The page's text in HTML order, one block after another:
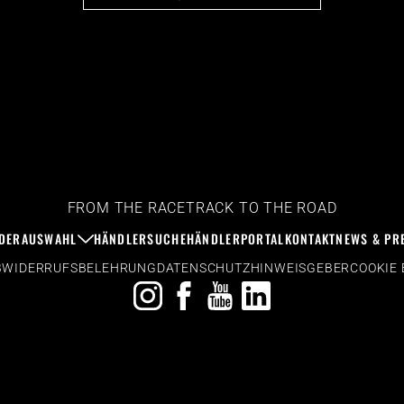
FROM THE RACETRACK TO THE ROAD
HÄNDLERSUCHEHÄNDLERPORTALKONTAKTNEWS &
WIDERRUFSBELEHRUNGDATENSCHUTZHINWEISGEBERCOOKIE